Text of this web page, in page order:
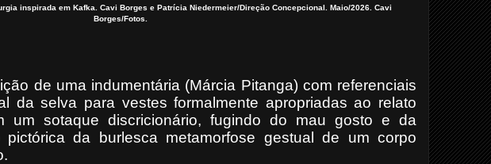
inspirada em Kafka. Cavi Borges e Patrícia Niedermeier/Direção Concepcional. Maio/2026. Cavi
Borges/Fotos.
de uma indumentária (Márcia Pitanga) com referenciais
da selva para vestes formalmente apropriadas ao relato
um sotaque discricionário, fugindo do mau gosto e da
pictórica da burlesca metamorfose gestual de um corpo